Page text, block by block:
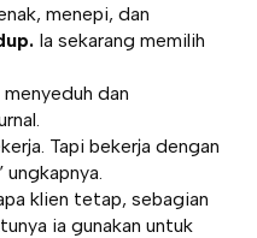
menepi, dan
Ia sekarang memilih
dan
Tapi bekerja dengan
ungkapnya.
klien tetap, sebagian
ia gunakan untuk